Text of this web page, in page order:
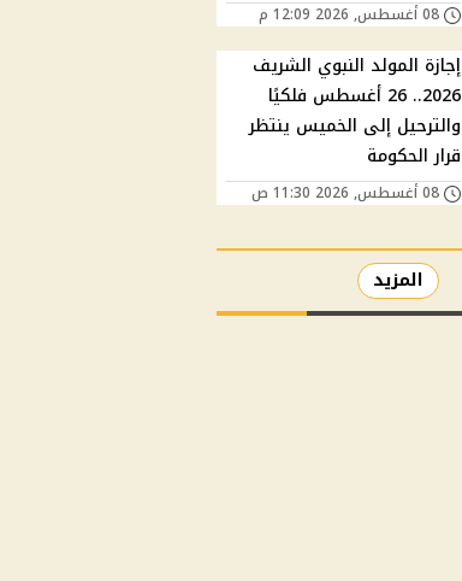
08 أغسطس, 2026 12:09 م
إجازة المولد النبوي الشريف
2026.. 26 أغسطس فلكيًا
والترحيل إلى الخميس ينتظر
قرار الحكومة
08 أغسطس, 2026 11:30 ص
المزيد